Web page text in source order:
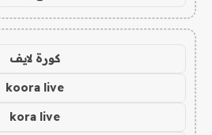
كورة لايف
koora live
kora live